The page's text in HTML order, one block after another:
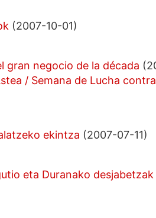
(2007-10-01)
gran negocio de la década
/ Semana de Lucha
ekintza (2007-07-11)
eta Duranako